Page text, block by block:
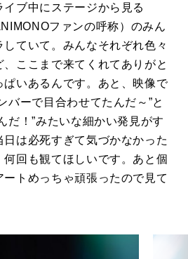
ブ中にステージから見る
ファンの呼称）のみん
ていて。みんなそれぞれ色々
ここまで来てくれてありがと
ぱいあるんです。あと、映像で
バーで目合わせてたんだ～”と
だ！”みたいな細かい発見がす
日は必死すぎて気づかなかった
回も観てほしいです。あと個
ートめっちゃ頑張ったので見て